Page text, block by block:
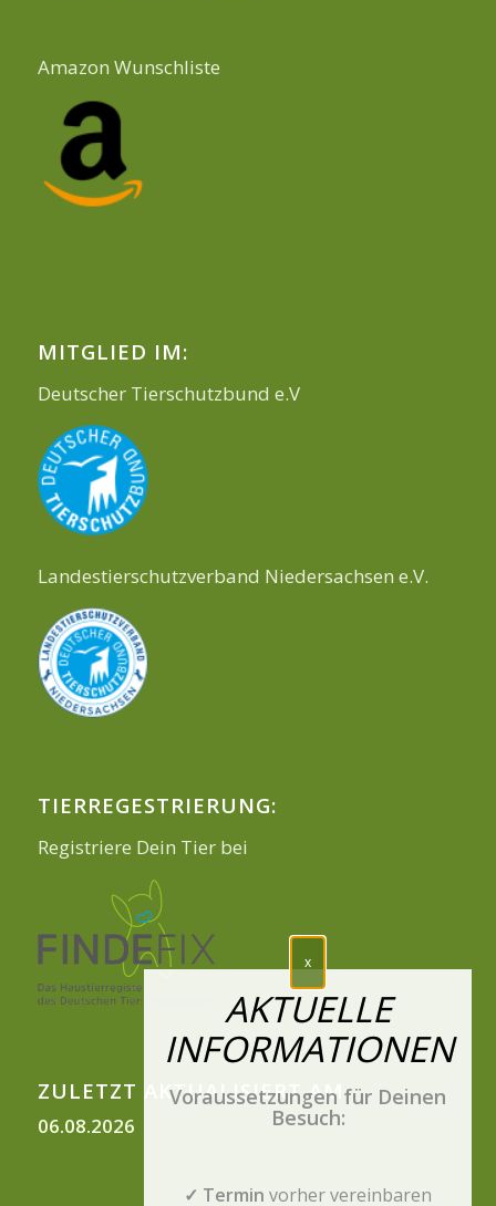
Amazon Wunschliste
MITGLIED IM:
Deutscher Tierschutzbund e.V
Landestierschutzverband Niedersachsen e.V.
TIERREGESTRIERUNG:
Registriere Dein Tier bei
ZULETZT AKTUALISIERT AM
06.08.2026
Voraussetzungen für Deinen
Besuch:
✓ Termin vorher vereinbaren